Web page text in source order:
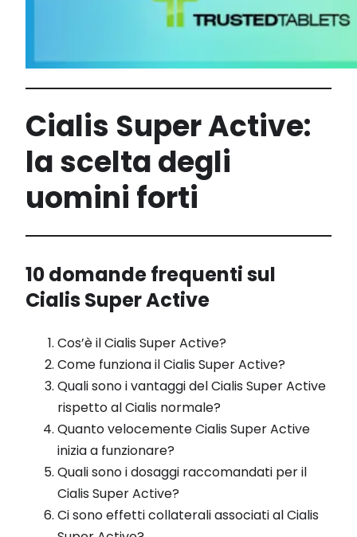
Cialis Super Active:
la scelta degli
uomini forti
10 domande frequenti sul
Cialis Super Active
Cos’è il Cialis Super Active?
Come funziona il Cialis Super Active?
Quali sono i vantaggi del Cialis Super Active
rispetto al Cialis normale?
Quanto velocemente Cialis Super Active
inizia a funzionare?
Quali sono i dosaggi raccomandati per il
Cialis Super Active?
Ci sono effetti collaterali associati al Cialis